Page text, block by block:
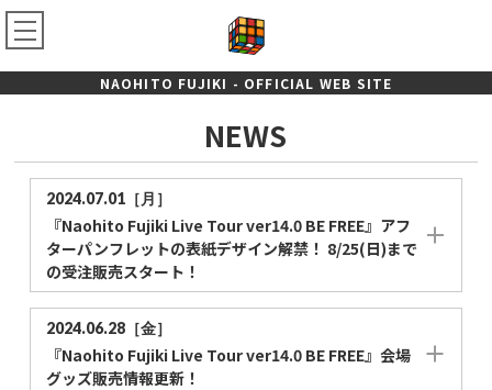
NAOHITO FUJIKI - OFFICIAL WEB SITE
NEWS
2024.07.01［月］
『Naohito Fujiki Live Tour ver14.0 BE FREE』アフ
ターパンフレットの表紙デザイン解禁！ 8/25(日)まで
の受注販売スタート！
2024.06.28［金］
『Naohito Fujiki Live Tour ver14.0 BE FREE』会場
グッズ販売情報更新！